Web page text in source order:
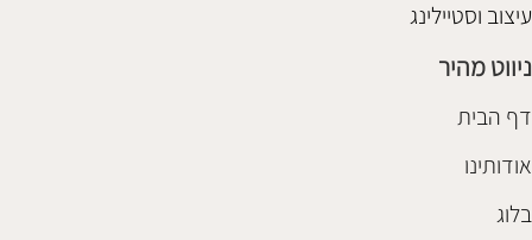
עיצוב וסטיילינג
ניווט מהיר
דף הבית
אודותינו
בלוג